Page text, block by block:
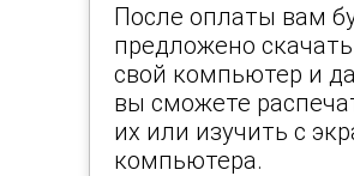
После оплаты вам
предложено
свой компьютер и
вы сможете
их или изучить с
компьютера.